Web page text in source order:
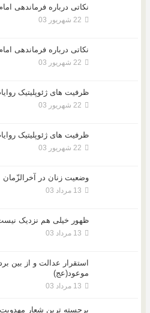
نکاتى درباره فرماندهى
22 شهریور 03
نکاتى درباره فرماندهى
22 شهریور 03
ظرفیت های ژئوپلیتیک
22 شهریور 03
ظرفیت های ژئوپلیتیک
22 شهریور 03
وضعیت زنان در آخرالزّمان
13 مرداد 03
ظهور خیلی هم نزدیک
13 مرداد 03
استقرار عدالت و از
موعود(عج)
13 مرداد 03
برجسته ترين شعار مهدويت